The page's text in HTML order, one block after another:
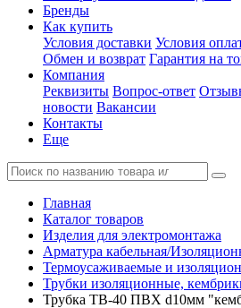
Бренды
Как купить
Условия доставки Условия
Обмен и возврат Гарантия на
Компания
Реквизиты Вопрос-ответ
новости Вакансии
Контакты
Еще
Главная
Каталог товаров
Изделия для электромонтажа
Арматура кабельная/
Термоусаживаемые и
Трубки изоляционные,
Трубка ТВ-40 ПВХ d10мм